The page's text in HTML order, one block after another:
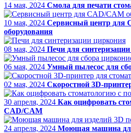
14 мая, 2024 Смола для печати
10 мая, 2024 Сервисный центр для
оборудования
08 мая, 2024 Печи для
06 мая, 2024 Умный пылесос для
02 мая, 2024 Скоростной 3D-
30 апреля, 2024 Как оцифровать
CAD/CAM
24 апреля, 2024 Моющая машина